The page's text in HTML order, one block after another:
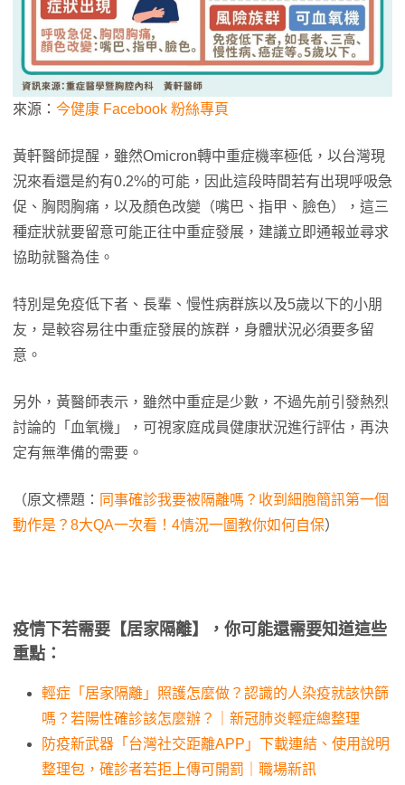
來源： 今健康 Facebook 粉絲專頁
黃軒醫師提醒，雖然Omicron轉中重症機率極低，以台灣現
況來看還是約有0.2%的可能，因此這段時間若有出現呼吸急
促、胸悶胸痛，以及顏色改變（嘴巴、指甲、臉色），這三
種症狀就要留意可能正往中重症發展，建議立即通報並尋求
協助就醫為佳。
特別是免疫低下者、長輩、慢性病群族以及5歲以下的小朋
友，是較容易往中重症發展的族群，身體狀況必須要多留
意。
另外，黃醫師表示，雖然中重症是少數，不過先前引發熱烈
討論的「血氧機」，可視家庭成員健康狀況進行評估，再決
定有無準備的需要。
（原文標題： 同事確診我要被隔離嗎？收到細胞簡訊第一個
動作是？8大QA一次看！4情況一圖教你如何自保）
疫情下若需要【居家隔離】，你可能還需要知道這些
重點：
輕症「居家隔離」照護怎麼做？認識的人染疫就該快篩
嗎？若陽性確診該怎麼辦？｜新冠肺炎輕症總整理
防疫新武器「台灣社交距離APP」下載連結、使用說明
整理包，確診者若拒上傳可開罰｜職場新訊